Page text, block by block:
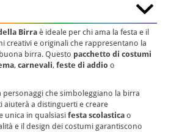
Birra è ideale per chi ama la festa e il
creativi e originali che rappresentano la
birra. Questo pacchetto di costumi
,carnevali,feste di addio o
che simboleggiano la birra
aiuterà a distinguerti e creare
unica in qualsiasifesta scolastica o
e il design dei costumi garantiscono